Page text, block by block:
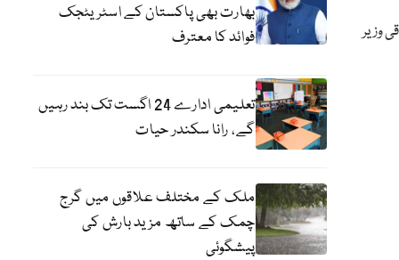
وزیر
بھارت بھی پاکستان کے اسٹریٹجک
فوائد کا معترف
تعلیمی ادارے 24 اگست تک بند رہیں
گے، رانا سکندر حیات
ملک کے مختلف علاقوں میں گرج
چمک کے ساتھ مزید بارش کی
پیشگوئی